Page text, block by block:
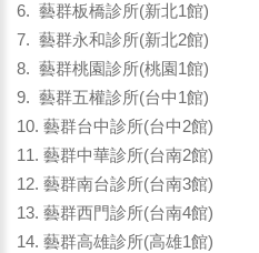
6. 藝群板橋診所(新北1館)
7. 藝群永和診所(新北2館)
8. 藝群桃園診所(桃園1館)
9. 藝群五權診所(台中1館)
10. 藝群台中診所(台中2館)
11. 藝群中華診所(台南2館)
12. 藝群南台診所(台南3館)
13. 藝群西門診所(台南4館)
14. 藝群高雄診所(高雄1館)